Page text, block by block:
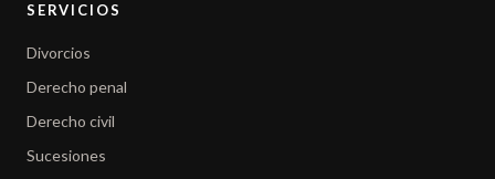
SERVICIOS
Divorcios
Derecho penal
Derecho civil
Sucesiones